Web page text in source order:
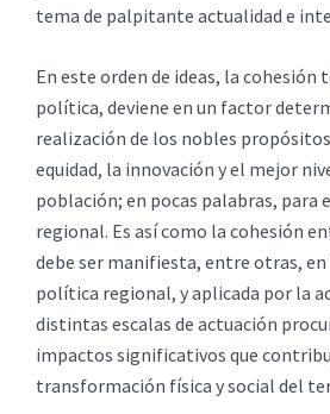
tema de palpitante actualidad e
En este orden de ideas, la
política, deviene en un factor
realización de los nobles
equidad, la innovación y el mejor
población; en pocas palabras, para
regional. Es así como la cohesión
debe ser manifiesta, entre otras,
política regional, y aplicada por la
distintas escalas de actuación
impactos significativos que
transformación física y social del